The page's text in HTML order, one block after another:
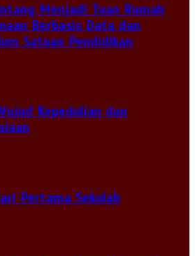
Menjadi Tuan Rumah
Berbasis Data dan
Satuan Pendidikan
Kepedulian dan
Pertama Sekolah